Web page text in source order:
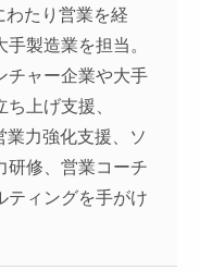
わたり営業を経
製造業を担当。
チャー企業や大手
上げ支援、
業力強化支援、ソ
研修、営業コーチ
ティングを手がけ